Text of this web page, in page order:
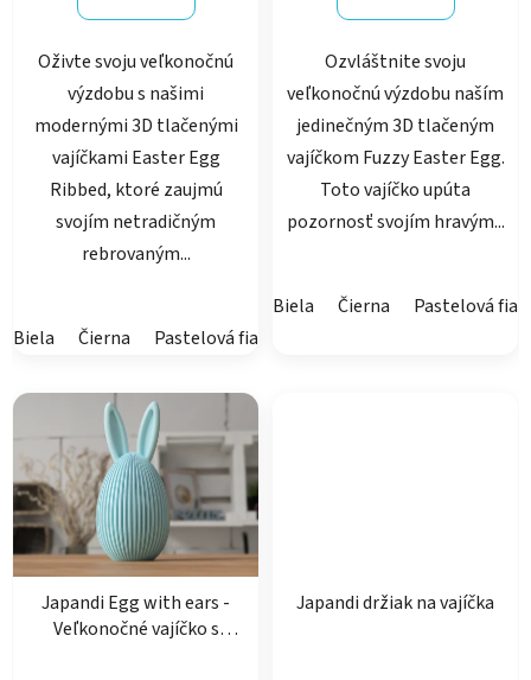
hviezdičiek.
Oživte svoju veľkonočnú
výzdobu s našimi
modernými 3D tlačenými
vajíčkami Easter Egg
Ribbed, ktoré zaujmú
svojím netradičným
rebrovaným...
Biela Čierna Pastelová fialová
Ozvláštnite svoju
veľkonočnú výzdobu naším
jedinečným 3D tlačeným
vajíčkom Fuzzy Easter Egg.
Toto vajíčko upúta
pozornosť svojím hravým...
Biela Čierna Pastelová
Japandi Egg with ears -
Veľkonočné vajíčko s
Japandi držiak na vajíčka